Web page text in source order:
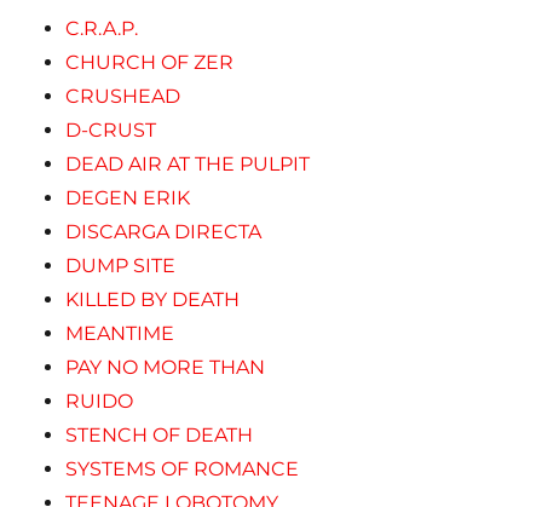
C.R.A.P.
CHURCH OF ZER
CRUSHEAD
D-CRUST
DEAD AIR AT THE PULPIT
DEGEN ERIK
DISCARGA DIRECTA
DUMP SITE
KILLED BY DEATH
MEANTIME
PAY NO MORE THAN
RUIDO
STENCH OF DEATH
SYSTEMS OF ROMANCE